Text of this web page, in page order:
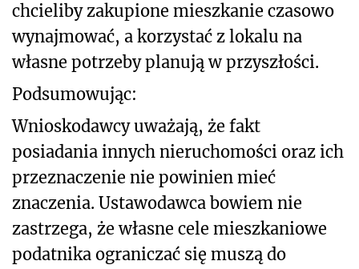
chcieliby zakupione mieszkanie czasowo
wynajmować, a korzystać z lokalu na
własne potrzeby planują w przyszłości.
Podsumowując:
Wnioskodawcy uważają, że fakt
posiadania innych nieruchomości oraz ich
przeznaczenie nie powinien mieć
znaczenia. Ustawodawca bowiem nie
zastrzega, że własne cele mieszkaniowe
podatnika ograniczać się muszą do